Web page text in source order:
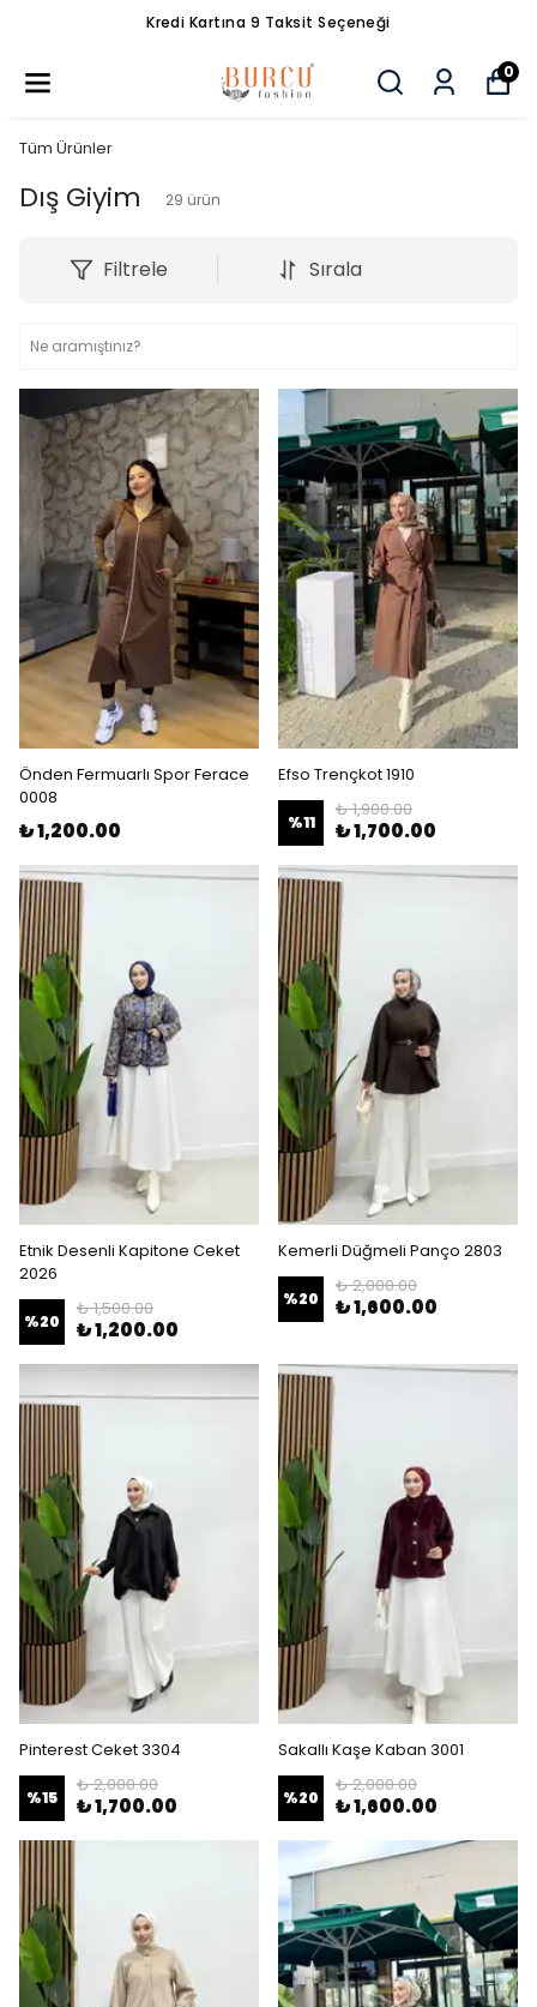
Tüm Siparişlerde Ücretsiz Kargo
0
Tüm Ürünler
Dış Giyim 29 ürün
Filtrele Sırala
Önden Fermuarlı Spor Ferace
0008
₺ 1,200.00
Efso Trençkot 1910
%11
₺ 1,900.00
₺ 1,700.00
Etnik Desenli Kapitone Ceket
2026
%20
₺ 1,500.00
₺ 1,200.00
Kemerli Düğmeli Panço 2803
%20
₺ 2,000.00
₺ 1,600.00
Pinterest Ceket 3304
%15
₺ 2,000.00
₺ 1,700.00
Sakallı Kaşe Kaban 3001
%20
₺ 2,000.00
₺ 1,600.00